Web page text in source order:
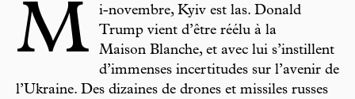
M
i-novembre, Kyiv est las. Donald
Trump vient d’être réélu à la
Maison Blanche, et avec lui s’instillent
d’immenses incertitudes sur l’avenir de
l’Ukraine. Des dizaines de drones et missiles russes